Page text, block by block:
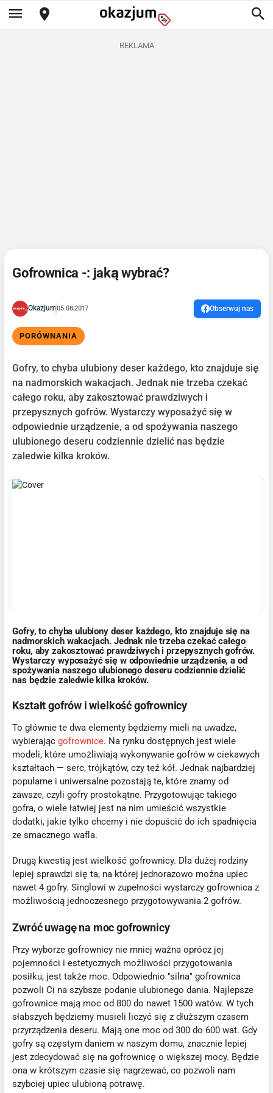
REKLAMA
Gofrownica -: jaką wybrać?
Okazjum05.08.2017 Obserwuj nas
PORÓWNANIA
Gofry, to chyba ulubiony deser każdego, kto znajduje się
na nadmorskich wakacjach. Jednak nie trzeba czekać
całego roku, aby zakosztować prawdziwych i
przepysznych gofrów. Wystarczy wyposażyć się w
odpowiednie urządzenie, a od spożywania naszego
ulubionego deseru codziennie dzielić nas będzie
zaledwie kilka kroków.
Gofry, to chyba ulubiony deser każdego, kto znajduje się na
nadmorskich wakacjach. Jednak nie trzeba czekać całego
roku, aby zakosztować prawdziwych i przepysznych gofrów.
Wystarczy wyposażyć się w odpowiednie urządzenie, a od
spożywania naszego ulubionego deseru codziennie dzielić
nas będzie zaledwie kilka kroków.
Kształt gofrów i wielkość gofrownicy
To głównie te dwa elementy będziemy mieli na uwadze,
wybierającgofrownice. Na rynku dostępnych jest wiele
modeli, które umożliwiają wykonywanie gofrów w ciekawych
kształtach — serc, trójkątów, czy też kół. Jednak najbardziej
popularne i uniwersalne pozostają te, które znamy od
zawsze, czyli gofry prostokątne. Przygotowując takiego
gofra, o wiele łatwiej jest na nim umieścić wszystkie
dodatki, jakie tylko chcemy i nie dopuścić do ich spadnięcia
ze smacznego wafla.
Drugą kwestią jest wielkość gofrownicy. Dla dużej rodziny
lepiej sprawdzi się ta, na której jednorazowo można upiec
nawet 4 gofry. Singlowi w zupełności wystarczy gofrownica z
możliwością jednoczesnego przygotowywania 2 gofrów.
Zwróć uwagę na moc gofrownicy
Przy wyborze gofrownicy nie mniej ważna oprócz jej
pojemności i estetycznych możliwości przygotowania
posiłku, jest także moc. Odpowiednio "silna" gofrownica
pozwoli Ci na szybsze podanie ulubionego dania. Najlepsze
gofrownice mają moc od 800 do nawet 1500 watów. W tych
słabszych będziemy musieli liczyć się z dłuższym czasem
przyrządzenia deseru. Mają one moc od 300 do 600 wat. Gdy
gofry są częstym daniem w naszym domu, znacznie lepiej
jest zdecydować się na gofrownicę o większej mocy. Będzie
ona w krótszym czasie się nagrzewać, co pozwoli nam
szybciej upiec ulubioną potrawę.